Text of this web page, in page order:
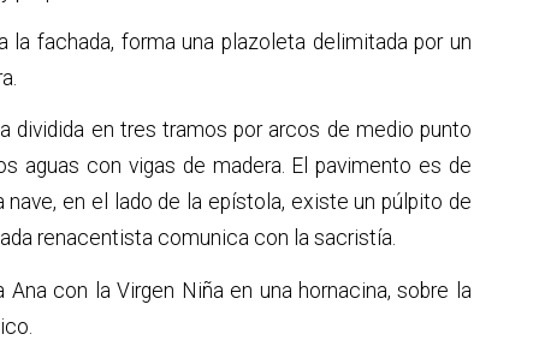
fachada, forma una plazoleta delimitada por un
dividida en tres tramos por arcos de medio punto
aguas con vigas de madera. El pavimento es de
en el lado de la epístola, existe un púlpito de
renacentista comunica con la sacristía.
con la Virgen Niña en una hornacina, sobre la